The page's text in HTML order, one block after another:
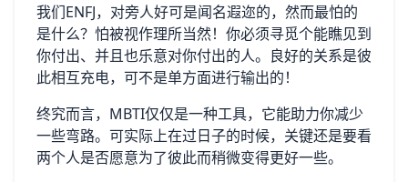
我们ENFJ，对旁人好可是闻名遐迩的，然而最怕的
是什么？怕被视作理所当然！你必须寻觅个能瞧见到
你付出、并且也乐意对你付出的人。良好的关系是彼
此相互充电，可不是单方面进行输出的！
终究而言，MBTI仅仅是一种工具，它能助力你减少
一些弯路。可实际上在过日子的时候，关键还是要看
两个人是否愿意为了彼此而稍微变得更好一些。